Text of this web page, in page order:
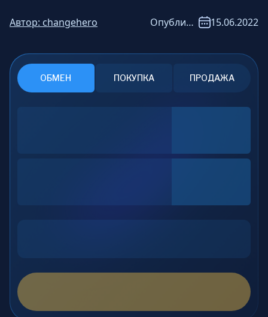
Автор: changehero Опубликовано: 15.06.2022